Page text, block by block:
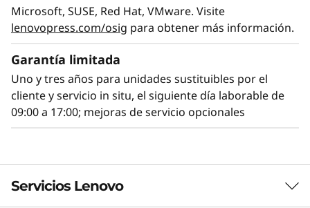
Eficiencia por diseño
Distintas opciones y características aumentan
la eficiencia del ThinkSystem SR630 V4. Los
trabajo y centros de datos.
Microsoft, SUSE, Red Hat, VMware. Visite
lenovopress.com/osig para obtener más información.
Garantía limitada
Uno y tres años para unidades sustituibles por el
cliente y servicio in situ, el siguiente día laborable de
09:00 a 17:00; mejoras de servicio opcionales
Servicios Lenovo